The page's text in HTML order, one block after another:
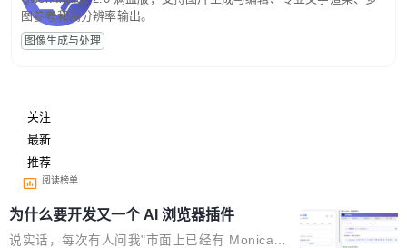
图参考和高分辨率输出。
图像生成与处理
关注
最新
推荐
阅读榜单
为什么要开发又一个 AI 浏览器插件
说实话，每次有人问我"市面上已经有 Monica、